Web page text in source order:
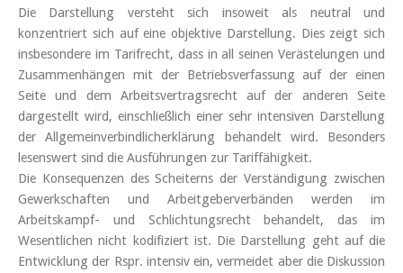
Die Darstellung versteht sich insoweit als neutral und
konzentriert sich auf eine objektive Darstellung. Dies zeigt sich
insbesondere im Tarifrecht, dass in all seinen Verästelungen und
Zusammenhängen mit der Betriebsverfassung auf der einen
Seite und dem Arbeitsvertragsrecht auf der anderen Seite
dargestellt wird, einschließlich einer sehr intensiven Darstellung
der Allgemeinverbindlicherklärung behandelt wird. Besonders
lesenswert sind die Ausführungen zur Tariffähigkeit.
Die Konsequenzen des Scheiterns der Verständigung zwischen
Gewerkschaften und Arbeitgeberverbänden werden im
Arbeitskampf- und Schlichtungsrecht behandelt, das im
Wesentlichen nicht kodifiziert ist. Die Darstellung geht auf die
Entwicklung der Rspr. intensiv ein, vermeidet aber die Diskussion